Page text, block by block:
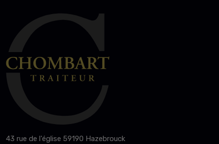
43 rue de l'église 59190 Hazebrouck